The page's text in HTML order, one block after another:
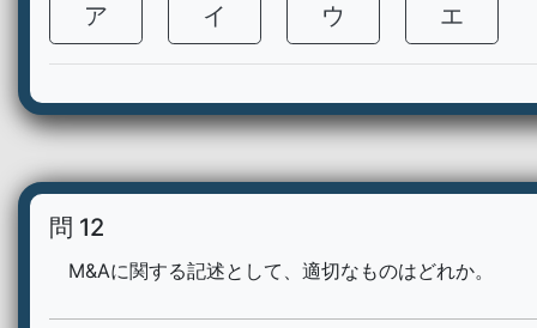
ア イ ウ エ
問 12
M&Aに関する記述として、適切なものはどれか。